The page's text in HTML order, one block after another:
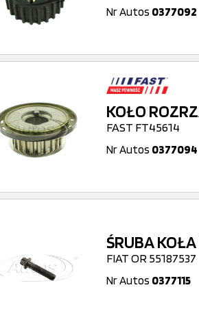
Nr Autos 0377092
KOŁO
FAST FT45614
Nr Autos 0377094
ŚRUBA
FIAT OR 55187537
Nr Autos 0377115